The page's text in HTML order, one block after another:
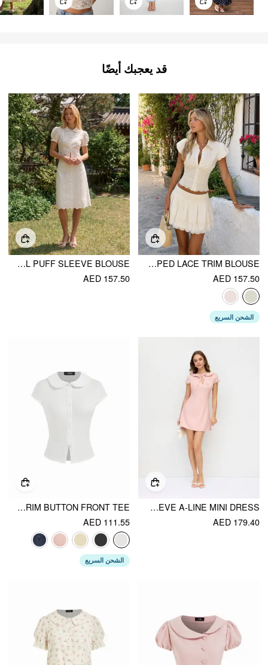
قد يعجبك أيضًا
COTTON-BLEND BRODERIE ANGLAISE PUFF SLEEVE SCALLOPED LACE TRIM BLOUSE
AED 157.50
الشحن السريع
COTTON-BLEND JACQUARD FLORAL PUFF SLEEVE BLOUSE
AED 157.50
PETER PAN COLLAR BOWKNOT CUT OUT RUFFLE SLEEVE A-LINE MINI DRESS
AED 179.40
COTTON-BLEND COLLAR LACE TRIM BUTTON FRONT TEE
AED 111.55
الشحن السريع